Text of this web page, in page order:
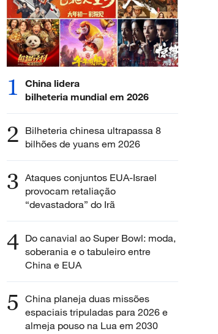
1
China lidera
bilheteria mundial em 2026
2 Bilheteria chinesa ultrapassa 8
bilhões de yuans em 2026
3 Ataques conjuntos EUA-Israel
provocam retaliação
“devastadora” do Irã
4 Do canavial ao Super Bowl: moda,
soberania e o tabuleiro entre
China e EUA
5 China planeja duas missões
espaciais tripuladas para 2026 e
almeja pouso na Lua em 2030